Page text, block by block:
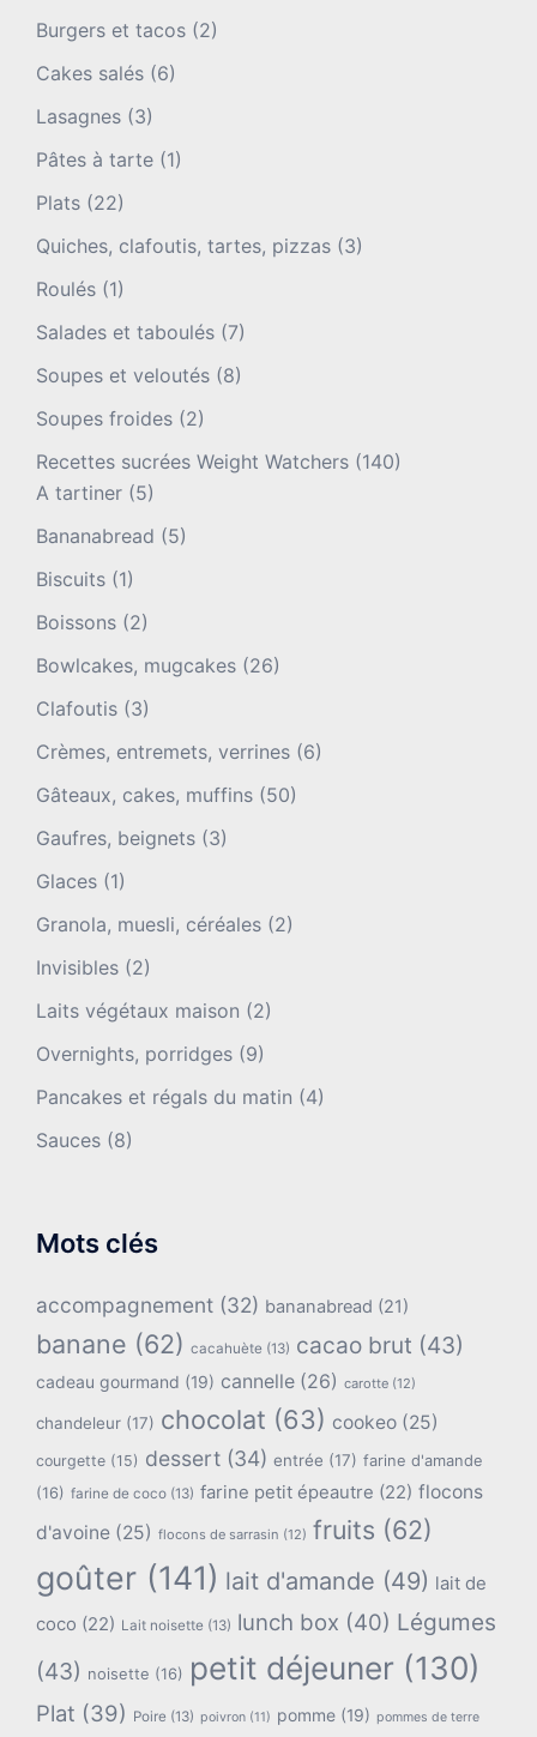
Burgers et tacos (2)
Cakes salés (6)
Lasagnes (3)
Pâtes à tarte (1)
Plats (22)
Quiches, clafoutis, tartes, pizzas (3)
Roulés (1)
Salades et taboulés (7)
Soupes et veloutés (8)
Soupes froides (2)
Recettes sucrées Weight Watchers (140)
A tartiner (5)
Bananabread (5)
Biscuits (1)
Boissons (2)
Bowlcakes, mugcakes (26)
Clafoutis (3)
Crèmes, entremets, verrines (6)
Gâteaux, cakes, muffins (50)
Gaufres, beignets (3)
Glaces (1)
Granola, muesli, céréales (2)
Invisibles (2)
Laits végétaux maison (2)
Overnights, porridges (9)
Pancakes et régals du matin (4)
Sauces (8)
Mots clés
accompagnement (32) bananabread (21)
banane (62) cacahuète (13) cacao brut (43)
cadeau gourmand (19) cannelle (26) carotte (12)
chandeleur (17) chocolat (63) cookeo (25)
courgette (15) dessert (34) entrée (17) farine d'amande
(16) farine de coco (13) farine petit épeautre (22) flocons
d'avoine (25) flocons de sarrasin (12) fruits (62)
goûter (141) lait d'amande (49)
lait de
coco (22) Lait noisette (13) lunch box (40) Légumes
(43) noisette (16) petit déjeuner (130)
Plat (39) Poire (13) poivron (11) pomme (19) pommes de terre